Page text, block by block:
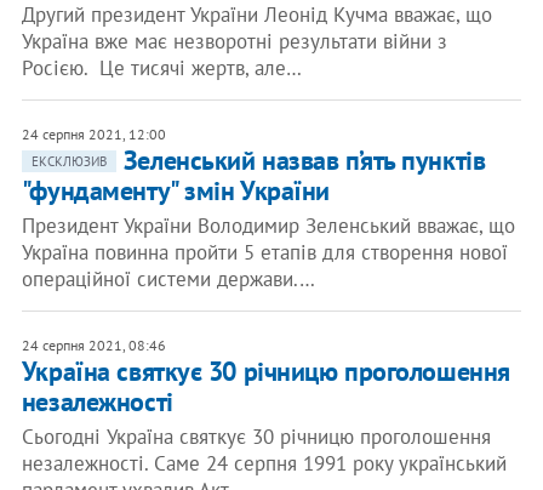
Другий президент України Леонід Кучма вважає, що
Україна вже має незворотні результати війни з
Росією. Це тисячі жертв, але…
24 серпня 2021, 12:00
ЕКСКЛЮЗИВ
Зеленський назвав п’ять пунктів
"фундаменту" змін України
Президент України Володимир Зеленський вважає, що
Україна повинна пройти 5 етапів для створення нової
операційної системи держави.…
24 серпня 2021, 08:46
Україна святкує 30 річницю проголошення
незалежності
Сьогодні Україна святкує 30 річницю проголошення
незалежності. Саме 24 серпня 1991 року український